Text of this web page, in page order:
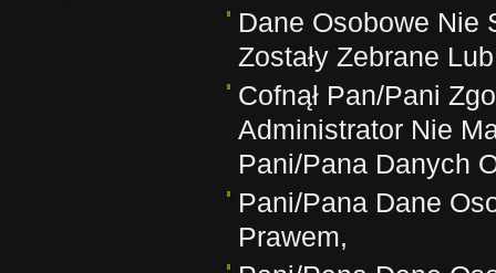
Dane Osobowe Nie
Zostały Zebrane
Cofnął Pan/Pani
Administrator Nie
Pani/Pana Danych
Pani/Pana Dane
Prawem,